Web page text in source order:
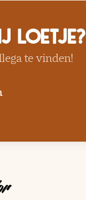
Loetje?
te vinden!